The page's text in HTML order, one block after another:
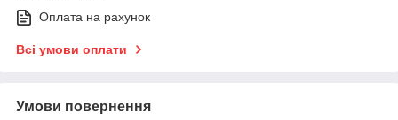
Оплата на рахунок
Всі умови оплати
Умови повернення